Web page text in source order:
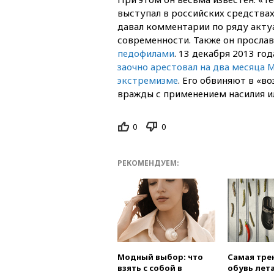
выступал в российских
давал комментарии по ряду
современности. Также он
педофилами. 13 декабря 2013
заочно арестовал на два месяца
экстремизме. Его обвиняют в
вражды с применением насилия
0 0
РЕКОМЕНДУЕМ:
Модный выбор: что
взять с собой в
Самая
обувь